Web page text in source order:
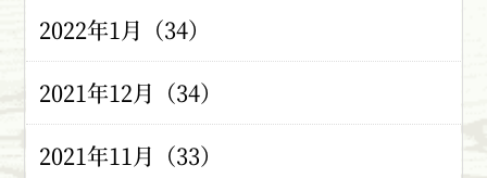
2022年1月（34）
2021年12月（34）
2021年11月（33）